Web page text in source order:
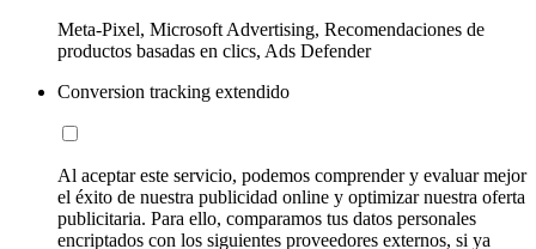
Meta-Pixel, Microsoft Advertising, Recomendaciones de
productos basadas en clics, Ads Defender
Conversion tracking extendido
Al aceptar este servicio, podemos comprender y evaluar mejor
el éxito de nuestra publicidad online y optimizar nuestra oferta
publicitaria. Para ello, comparamos tus datos personales
encriptados con los siguientes proveedores externos, si ya